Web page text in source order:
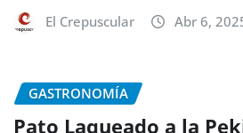
El Crepuscular Abr 6,
GASTRONOMÍA
Pato Laqueado a la